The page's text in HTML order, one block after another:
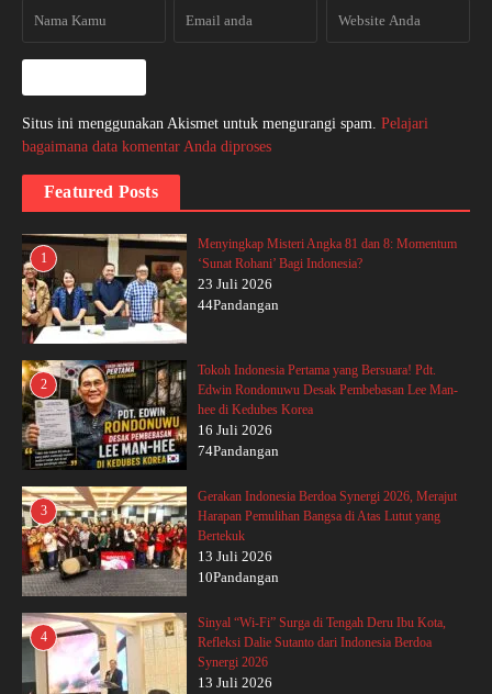
Situs ini menggunakan Akismet untuk mengurangi spam. Pelajari
bagaimana data komentar Anda diproses
Featured Posts
1
Menyingkap Misteri Angka 81 dan 8: Momentum
‘Sunat Rohani’ Bagi Indonesia?
23 Juli 2026
44Pandangan
2
Tokoh Indonesia Pertama yang Bersuara! Pdt.
Edwin Rondonuwu Desak Pembebasan Lee Man-
hee di Kedubes Korea
16 Juli 2026
74Pandangan
3
Gerakan Indonesia Berdoa Synergi 2026, Merajut
Harapan Pemulihan Bangsa di Atas Lutut yang
Bertekuk
13 Juli 2026
10Pandangan
4
Sinyal “Wi-Fi” Surga di Tengah Deru Ibu Kota,
Refleksi Dalie Sutanto dari Indonesia Berdoa
Synergi 2026
13 Juli 2026